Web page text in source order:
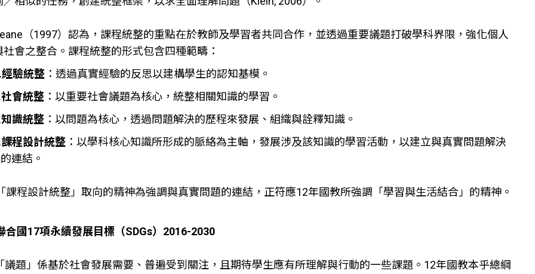
（1997）認為，課程統整的重點在於教師及學習者共同合作，並透過重要議題打破學科界限，強化個人
社會之整合。課程統整的形式包含四種範疇：
.經驗統整：透過真實經驗的反思以建構學生的認知基模。
社會統整：以重要社會議題為核心，統整相關知識的學習。
知識統整：以問題為核心，透過問題解決的歷程來發展、組織與詮釋知識。
課程設計統整：以學科核心知識所形成的脈絡為主軸，發展涉及該知識的學習活動，以建立與真實問題解決
的連結。
課程設計統整」取向的精神為強調與真實問題的連結，正符應12年國教所強調「學習與生活結合」的精神。
合國17項永續發展目標（SDGs）2016-2030
「議題」係基於社會發展需要、普遍受到關注，且期待學生應有所理解與行動的一些課題。12年國教本乎總綱